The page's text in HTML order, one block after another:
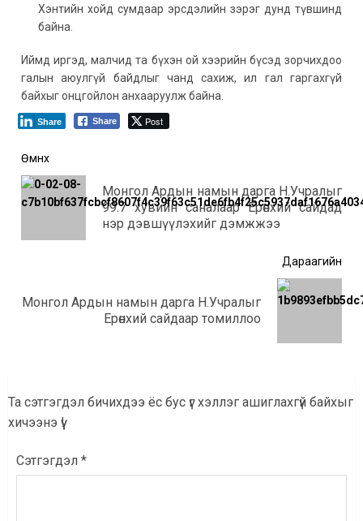
Хэнтийн хойд сумдаар эрсдэлийн зэрэг дунд түвшинд
байна.
Иймд иргэд, малчид та бүхэн ой хээрийн бүсэд зорчихдоо
галын аюулгүй байдлыг чанд сахиж, ил гал гаргахгүй
байхыг онцгойлон анхааруулж байна.
Share Post
Share
Post
navigation
Өмнөх
Монгол Ардын намын дарга Н.Учралыг
99.7 хувийн саналаар Ерөнхий сайдад
нэр дэвшүүлэхийг дэмжжээ
Дараагийн
Дараагийн
Монгол Ардын намын дарга Н.Учралыг
Ерөнхий сайдаар томиллоо
Та сэтгэгдэл бичихдээ ёс бус үг хэллэг ашиглахгүй байхыг
хичээнэ үү!
Сэтгэгдэл *